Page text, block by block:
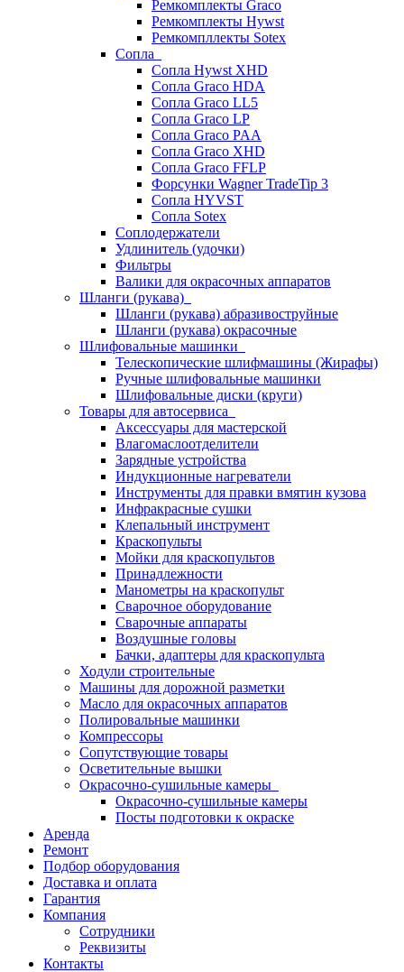
Ремкомплекты Graco
Ремкомплекты Hywst
Ремкомпллекты Sotex
Сопла
Сопла Hywst XHD
Сопла Graco HDA
Сопла Graco LL5
Сопла Graco LP
Сопла Graco PAA
Сопла Graco XHD
Сопла Graco FFLP
Форсунки Wagner TradeTip 3
Сопла HYVST
Сопла Sotex
Соплодержатели
Удлинитель (удочки)
Фильтры
Валики для окрасочных аппаратов
Шланги (рукава)
Шланги (рукава) абразивоструйные
Шланги (рукава) окрасочные
Шлифовальные машинки
Телескопические шлифмашины (Жирафы)
Ручные шлифовальные машинки
Шлифовальные диски (круги)
Товары для автосервиса
Аксессуары для мастерской
Влагомаслоотделители
Зарядные устройства
Индукционные нагреватели
Инструменты для правки вмятин кузова
Инфракрасные сушки
Клепальный инструмент
Краскопульты
Мойки для краскопультов
Принадлежности
Манометры на краскопульт
Сварочное оборудование
Сварочные аппараты
Воздушные головы
Бачки, адаптеры для краскопульта
Ходули строительные
Машины для дорожной разметки
Масло для окрасочных аппаратов
Полировальные машинки
Компрессоры
Сопутствующие товары
Осветительные вышки
Окрасочно-сушильные камеры
Окрасочно-сушильные камеры
Посты подготовки к окраске
Аренда
Ремонт
Подбор оборудования
Доставка и оплата
Гарантия
Компания
Сотрудники
Реквизиты
Контакты